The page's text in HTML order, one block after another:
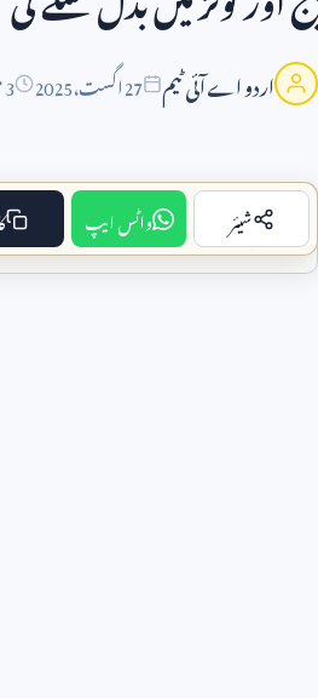
اردو اے آئی ٹیم 27اگست،2025 3 منٹ مطالعہ
فہرست مضمون
شیئر واٹس ایپ